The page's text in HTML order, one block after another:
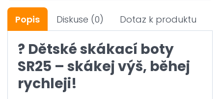
Popis Diskuse (0) Dotaz k produktu
? Dětské skákací boty
SR25 – skákej výš, běhej
rychleji!